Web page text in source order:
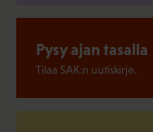
Pysy ajan tasalla
Tilaa SAK:n uutiskirje.